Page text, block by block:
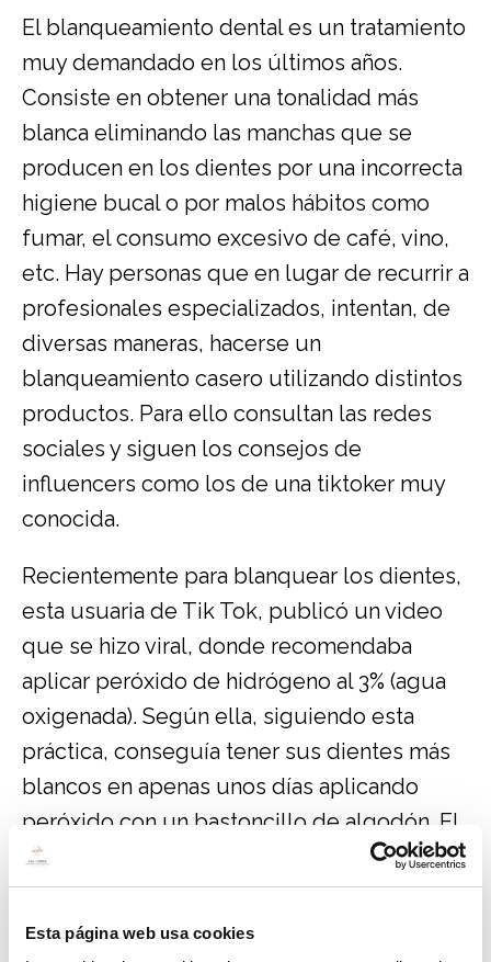
Esta página web usa cookies
El blanqueamiento dental es un tratamiento
muy demandado en los últimos años.
Consiste en obtener una tonalidad más
blanca eliminando las manchas que se
producen en los dientes por una incorrecta
higiene bucal o por malos hábitos como
fumar, el consumo excesivo de café, vino,
etc. Hay personas que en lugar de recurrir a
profesionales especializados, intentan, de
diversas maneras, hacerse un
blanqueamiento casero utilizando distintos
productos. Para ello consultan las redes
sociales y siguen los consejos de
influencers como los de una tiktoker muy
conocida.
Recientemente para blanquear los dientes,
esta usuaria de Tik Tok, publicó un video
que se hizo viral, donde recomendaba
aplicar peróxido de hidrógeno al 3% (agua
oxigenada). Según ella, siguiendo esta
práctica, conseguía tener sus dientes más
blancos en apenas unos días aplicando
peróxido con un bastoncillo de algodón. El
peróxido de hidrógeno se utiliza en clínicas
dentales para realizar este tratamiento,
pero su uso solo está recomendado por